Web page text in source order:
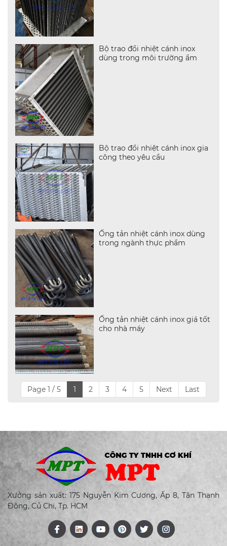
Bộ trao đổi nhiệt cánh inox
dùng trong môi trường ẩm
Bộ trao đổi nhiệt cánh inox gia
công theo yêu cầu
Ống tản nhiệt cánh inox dùng
trong ngành thực phẩm
Ống tản nhiệt cánh inox giá tốt
cho nhà máy
Page 1 / 5 1 2 3 4 5 Next Last
Xưởng sản xuất: 175 Nguyễn Kim Cương, Ấp 8, Tân Thạnh
Đông, Củ Chi, Tp. HCM